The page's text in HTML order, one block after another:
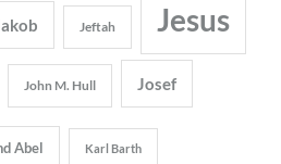
Jeftah Jesus
John M. Hull Josef
Abel Karl Barth